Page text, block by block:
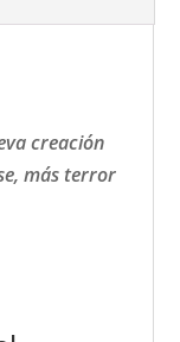
creación
más terror